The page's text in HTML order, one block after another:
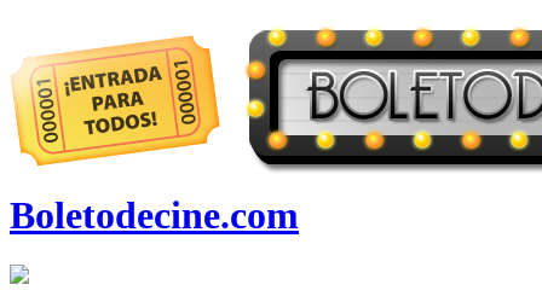
Boletodecine.com